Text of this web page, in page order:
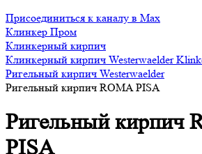
Присоединиться к каналу в Max
Клинкер Пром
Клинкерный кирпич
Клинкерный кирпич Westerwaelder
Ригельный кирпич Westerwaelder
Ригельный кирпич ROMA PISA
Ригельный кирпич
PISA